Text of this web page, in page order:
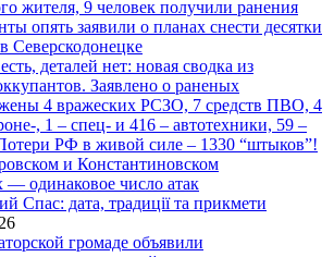
жителя, 9 человек получили ранения
опять заявили о планах снести десятки
Северскодонецке
деталей нет: новая сводка из
Заявлено о раненых
4 вражеских РСЗО, 7 средств ПВО, 4
, 1 – спец- и 416 – автотехники, 59 –
РФ в живой силе – 1330 “штыков”!
и Константиновском
— одинаковое число атак
Спас: дата, традиції та прикмети
громаде объявили